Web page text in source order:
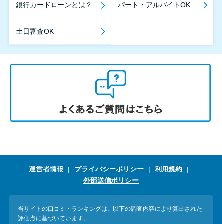
銀行カードローンとは？ パート・アルバイトOK
土日審査OK
運営者情報 プライバシーポリシー
利用規約
外部送信ポリシー
当サイトの口コミ・ランキングは、以下の調査内容により算出された
評価点に基づいています。